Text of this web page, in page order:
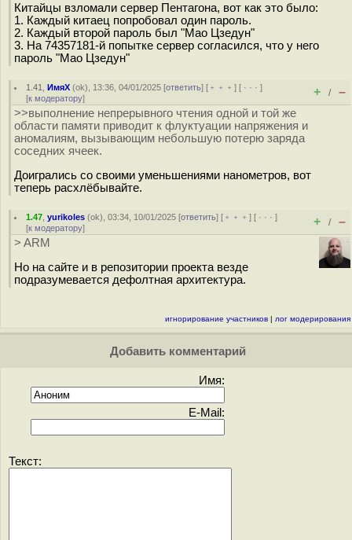
Китайцы взломали сервер Пентагона, вот как это было:
1. Каждый китаец попробовал один пароль.
2. Каждый второй пароль был "Мао Цзедун"
3. На 74357181-й попытке сервер согласился, что у него
пароль "Мао Цзедун"
1.41 ,ИмяХ (ok), 13:36, 04/01/2025 [ответить] [ ﹢﹢﹢] [ · · ·]
[к модератору] + / –
>>выполнение непрерывного чтения одной и той же
области памяти приводит к флуктуации напряжения и
аномалиям, вызывающим небольшую потерю заряда
соседних ячеек.
Доигрались со своими уменьшениями нанометров, вот
теперь расхлёбывайте.
1.47 ,yurikoles (ok), 03:34, 10/01/2025 [ответить] [ ﹢﹢﹢] [ · · ·]
[к модератору] + / –
> ARM
Но на сайте и в репозитории проекта везде
подразумевается дефолтная архитектура.
игнорирование участников | лог модерирования
Добавить комментарий
Имя:
E-Mail:
Текст: